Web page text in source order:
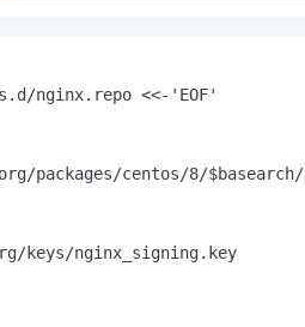
nginx.repo <<-'EOF'
packages/centos/8/$basearch/
keys/nginx_signing.key